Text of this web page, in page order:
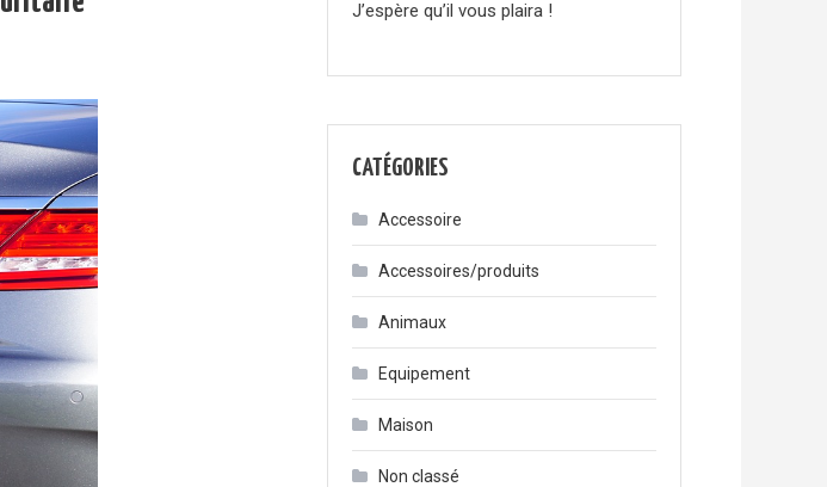
J’espère qu’il vous plaira !
CATÉGORIES
Accessoire
Accessoires/produits
Animaux
Equipement
Maison
Non classé